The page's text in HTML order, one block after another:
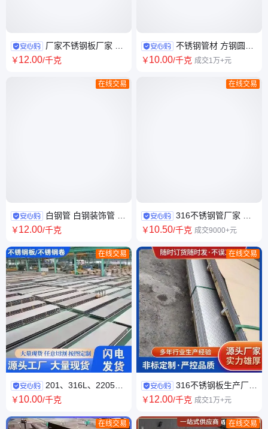
厂家不锈钢板厂家 发
货周期3 运输方式车载 加工定
￥12.00/千克
在线交易
白钢管 白钢装饰管 耐
腐蚀性能好 304不锈钢管厂家
￥12.00/千克
在线交易
201、316L、2205白
钢板厂家 304、321冷轧板 耐
￥10.00/千克
在线交易
不锈钢管材 方钢圆管
304 201 301 316无缝管定制加
￥10.00/千克 成交1万+元
在线交易
316不锈钢管厂家 白
钢管 201 309 304 310s不锈钢
￥10.50/千克 成交9000+元
在线交易
316不锈钢板生产厂家
冷轧 热轧 常规板幅 耐酸碱 表
￥12.00/千克 成交1万+元
在线交易